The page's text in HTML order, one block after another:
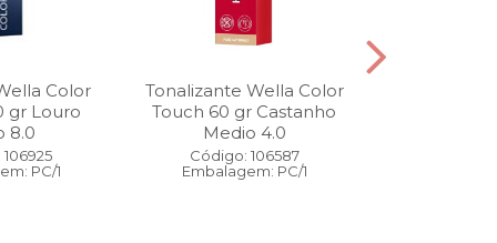
Color
gr Louro
8.0
PC/1
Tonalizante Wella Color
Touch 60 gr Castanho
Medio 4.0
Código: 106587
Embalagem: PC/1